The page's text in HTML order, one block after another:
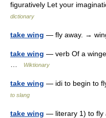
figuratively Let your
dictionary
take wing — fly away. →
take wing — verb Of a
Wiktionary
take wing — idi to begin to
to slang
take wing — literary 1) to fly